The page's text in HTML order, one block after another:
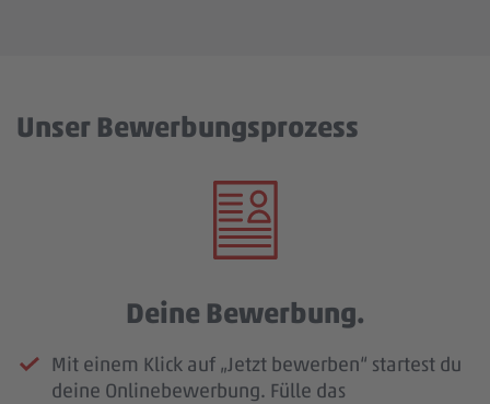
Unser Bewerbungsprozess
Deine Bewerbung.
Mit einem Klick auf „Jetzt bewerben“ startest du
deine Onlinebewerbung. Fülle das